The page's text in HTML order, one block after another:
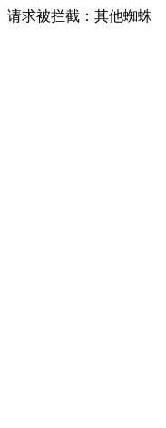
请求被拦截：其他蜘蛛